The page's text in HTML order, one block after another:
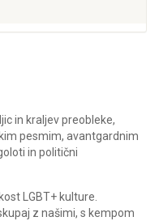
in kraljev preobleke,
pesmim, avantgardnim
in politični
LGBT+ kulture.
z našimi, s kempom